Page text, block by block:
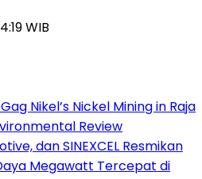
WIB
Nikel’s Nickel Mining in Raja
Review
dan SINEXCEL Resmikan
Megawatt Tercepat di